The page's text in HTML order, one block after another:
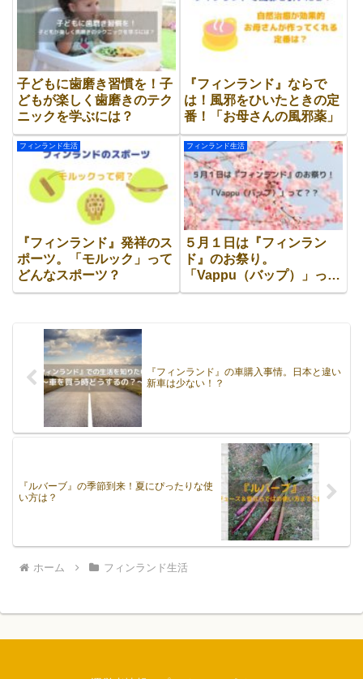
子どもに歯磨き習慣を！子
どもが楽しく歯磨きのテク
ニックを学ぶには？
『フィンランド』ならで
は！風邪をひいたときの定
番！「お母さんの風邪薬」
フィンランド生活
『フィンランド』発祥のス
ポーツ。「モルック」って
どんなスポーツ？
フィンランド生活
５月１日は『フィンラン
ド』のお祭り。
「Vappu（バップ）」っ
て？
『フィンランド』の車購入事情。日本と違い
新車は少ない！？
『ルバーブ』の季節到来！夏にぴったりな使
い方は？
ホーム フィンランド生活